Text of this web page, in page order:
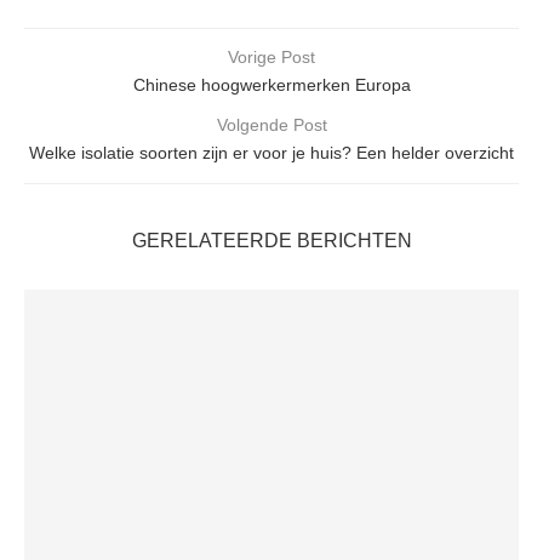
Vorige Post
Chinese hoogwerkermerken Europa
Volgende Post
Welke isolatie soorten zijn er voor je huis? Een helder overzicht
GERELATEERDE BERICHTEN